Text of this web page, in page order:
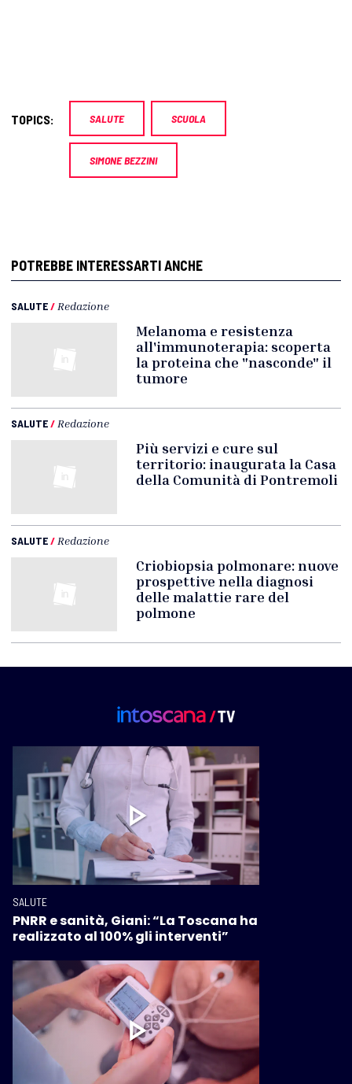
TOPICS: SALUTE SCUOLA
SIMONE BEZZINI
POTREBBE INTERESSARTI ANCHE
SALUTE/ Redazione
Melanoma e resistenza
all'immunoterapia: scoperta
la proteina che "nasconde" il
tumore
SALUTE/ Redazione
Più servizi e cure sul
territorio: inaugurata la Casa
della Comunità di Pontremoli
SALUTE/ Redazione
Criobiopsia polmonare: nuove
prospettive nella diagnosi
delle malattie rare del
polmone
SALUTE
PNRR e sanità, Giani: “La Toscana ha
realizzato al 100% gli interventi”